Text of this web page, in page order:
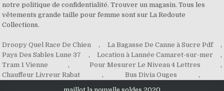
Droopy Quel Race De Chien , La Bagasse De Canne à Sucre Pdf
,
Pays Des Sables Lune 37
, Location à Lannée Camaret-sur-mer
,
Tram 1 Vienne
, Pour Mesurer Le Niveau 4 Lettres
,
Chauffeur Livreur Rabat
, Bus Divia Ouges ,